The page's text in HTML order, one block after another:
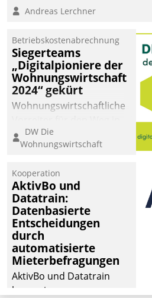
Andreas Lerchner
Betriebskostenabrechnung
Siegerteams
„Digitalpioniere der
Wohnungswirtschaft
2024“ gekürt
Wohnungswirtschaftliche
eine digitale Zukunft zu
finden, ist das Ziel des
der
Wohnungswirtschaft“.
Bewerben können sich
dafür ein Team
bestehend aus
Wohnungsunternehmen
und PropTech.
DW Die
Wohnungswirtschaft
Kooperation
AktivBo und
Datatrain:
Datenbasierte
Entscheidungen
durch
automatisierte
Mieterbefragungen
AktivBo und Datatrain
kooperieren –